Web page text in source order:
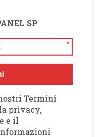
SP
*
Termini
privacy,
e il